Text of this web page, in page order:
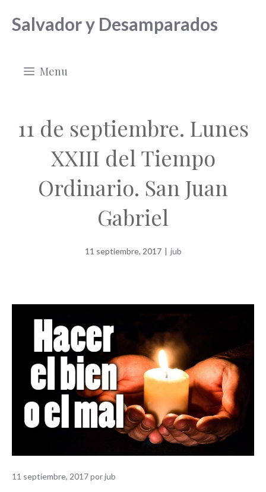
Salvador y Desamparados
Menu
11 de septiembre. Lunes
XXIII del Tiempo
Ordinario. San Juan
Gabriel
11 septiembre, 2017 | jub
11 septiembre, 2017porjub